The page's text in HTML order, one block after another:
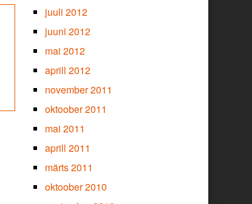
juuli 2012
juuni 2012
mai 2012
aprill 2012
november 2011
oktoober 2011
mai 2011
aprill 2011
märts 2011
oktoober 2010